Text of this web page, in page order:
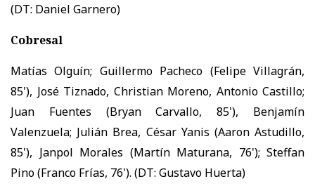
(DT: Daniel Garnero)
Cobresal
Matías Olguín; Guillermo Pacheco (Felipe Villagrán,
85'), José Tiznado, Christian Moreno, Antonio Castillo;
Juan Fuentes (Bryan Carvallo, 85'), Benjamín
Valenzuela; Julián Brea, César Yanis (Aaron Astudillo,
85'), Janpol Morales (Martín Maturana, 76'); Steffan
Pino (Franco Frías, 76'). (DT: Gustavo Huerta)